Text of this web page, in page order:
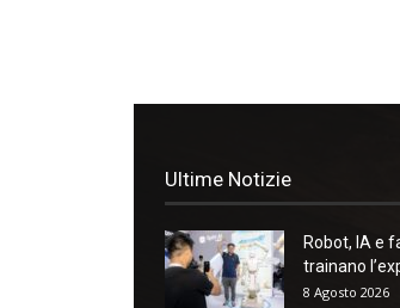
Ultime Notizie
Robot, IA e
trainano
8 Agosto 2026